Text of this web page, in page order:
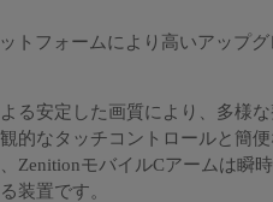
トフォームにより高いアップ
る安定した画質により、多様
的なタッチコントロールと簡
ZenitionモバイルCアームは瞬
装置です。